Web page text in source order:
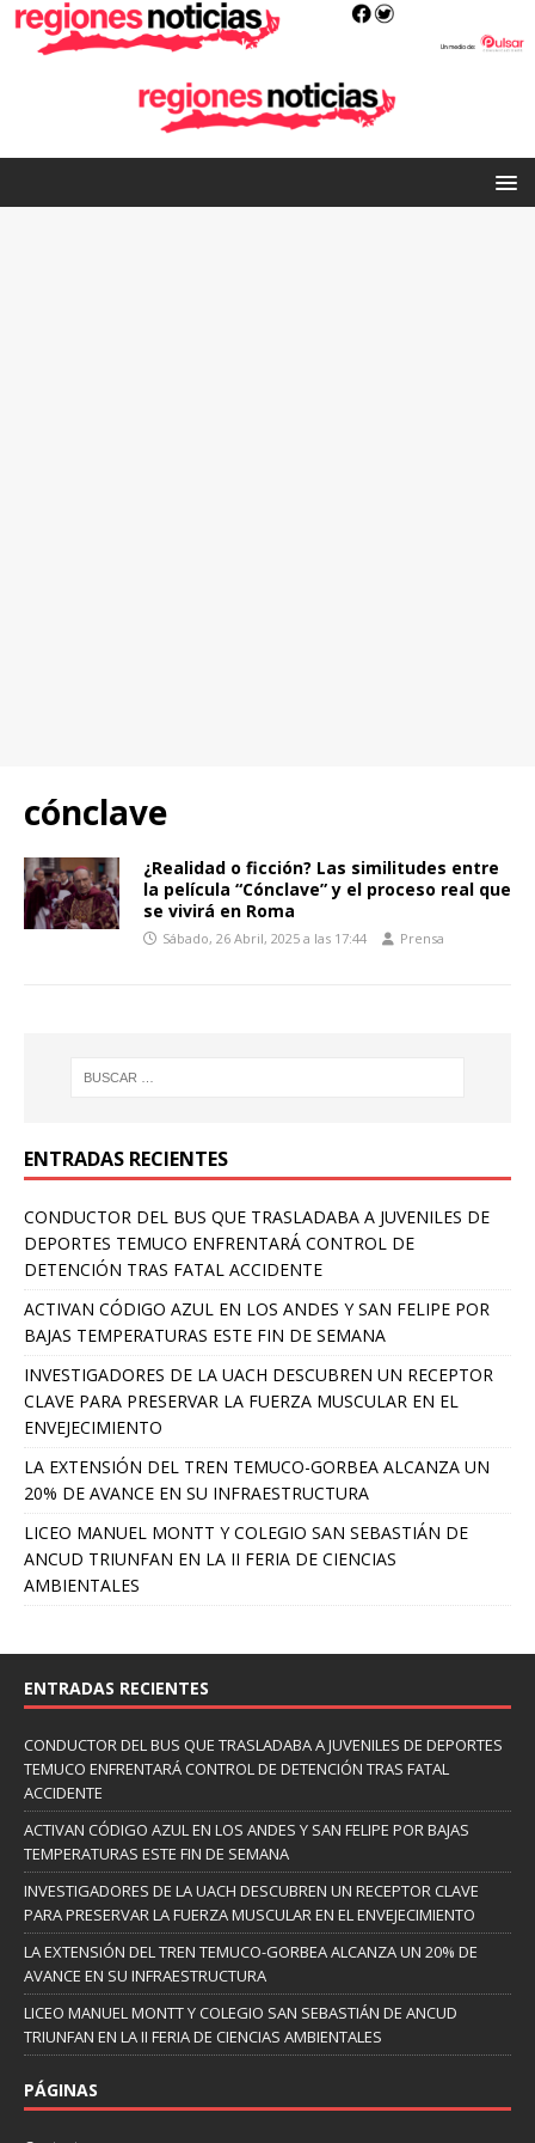
cónclave
¿Realidad o ficción? Las similitudes entre
la película “Cónclave” y el proceso real que
se vivirá en Roma
Sábado, 26 Abril, 2025 a las 17:44 Prensa
ENTRADAS RECIENTES
CONDUCTOR DEL BUS QUE TRASLADABA A JUVENILES DE
DEPORTES TEMUCO ENFRENTARÁ CONTROL DE
DETENCIÓN TRAS FATAL ACCIDENTE
ACTIVAN CÓDIGO AZUL EN LOS ANDES Y SAN FELIPE POR
BAJAS TEMPERATURAS ESTE FIN DE SEMANA
INVESTIGADORES DE LA UACH DESCUBREN UN RECEPTOR
CLAVE PARA PRESERVAR LA FUERZA MUSCULAR EN EL
ENVEJECIMIENTO
LA EXTENSIÓN DEL TREN TEMUCO-GORBEA ALCANZA UN
20% DE AVANCE EN SU INFRAESTRUCTURA
LICEO MANUEL MONTT Y COLEGIO SAN SEBASTIÁN DE
ANCUD TRIUNFAN EN LA II FERIA DE CIENCIAS
AMBIENTALES
ENTRADAS RECIENTES
CONDUCTOR DEL BUS QUE TRASLADABA A JUVENILES DE DEPORTES
TEMUCO ENFRENTARÁ CONTROL DE DETENCIÓN TRAS FATAL
ACCIDENTE
ACTIVAN CÓDIGO AZUL EN LOS ANDES Y SAN FELIPE POR BAJAS
TEMPERATURAS ESTE FIN DE SEMANA
INVESTIGADORES DE LA UACH DESCUBREN UN RECEPTOR CLAVE
PARA PRESERVAR LA FUERZA MUSCULAR EN EL ENVEJECIMIENTO
LA EXTENSIÓN DEL TREN TEMUCO-GORBEA ALCANZA UN 20% DE
AVANCE EN SU INFRAESTRUCTURA
LICEO MANUEL MONTT Y COLEGIO SAN SEBASTIÁN DE ANCUD
TRIUNFAN EN LA II FERIA DE CIENCIAS AMBIENTALES
PÁGINAS